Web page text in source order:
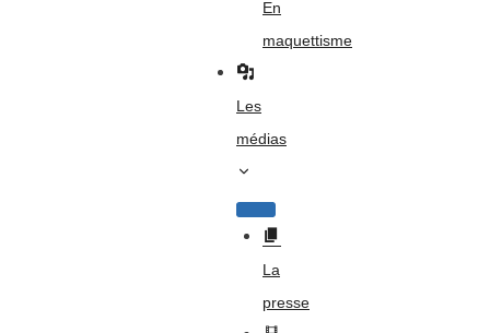
En
maquettisme
Les
médias
La
presse